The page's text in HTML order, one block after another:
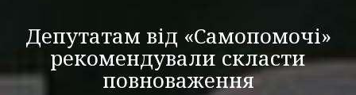
Депутатам від «Самопомочі»
рекомендували скласти
повноваження